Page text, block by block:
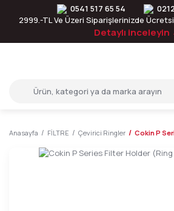
0541 517 65 54
2999.-TL Ve Üzeri Siparişlerinizde
Detaylı inceleyin
Anasayfa FİLTRE Çevirici Ringler Cokin P